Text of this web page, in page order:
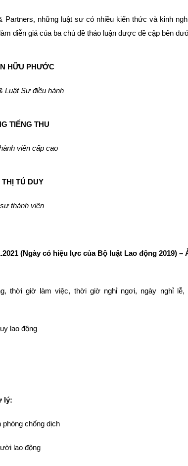
Partners, những luật sư có nhiều kiến thức và kinh
diễn giả của ba chủ đề thảo luận được đề cập bên
HỮU PHƯỚC
Luật Sư điều hành
TIẾNG THU
viên cấp cao
THỊ TÚ DUY
thành viên
(Ngày có hiệu lực của Bộ luật Lao động 2019) –
thời giờ làm việc, thời giờ nghỉ ngơi, ngày nghỉ lễ,
lao động
lý:
chống dịch
lao động